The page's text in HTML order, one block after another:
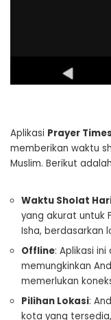
Aplikasi Prayer Times
memberikan waktu
Muslim. Berikut
Waktu Sholat
yang akurat untuk
Isha, berdasarkan
Offline: Aplikasi
memungkinkan
memerlukan
Pilihan Lokasi:
kota yang